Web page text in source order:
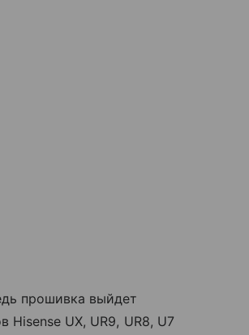
прошивка выйдет
Hisense UX, UR9, UR8, U7